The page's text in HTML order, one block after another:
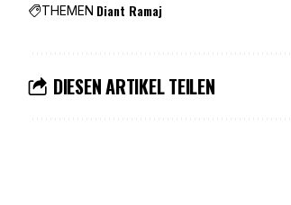
THEMEN Diant Ramaj
DIESEN ARTIKEL TEILEN